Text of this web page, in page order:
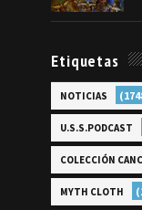
Etiquetas
NOTICIAS
U.S.S.PODCAST
COLECCIÓN
MYTH CLOTH